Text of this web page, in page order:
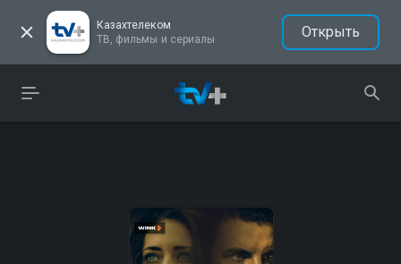
Казахтелеком
ТВ, фильмы и сериалы
Открыть